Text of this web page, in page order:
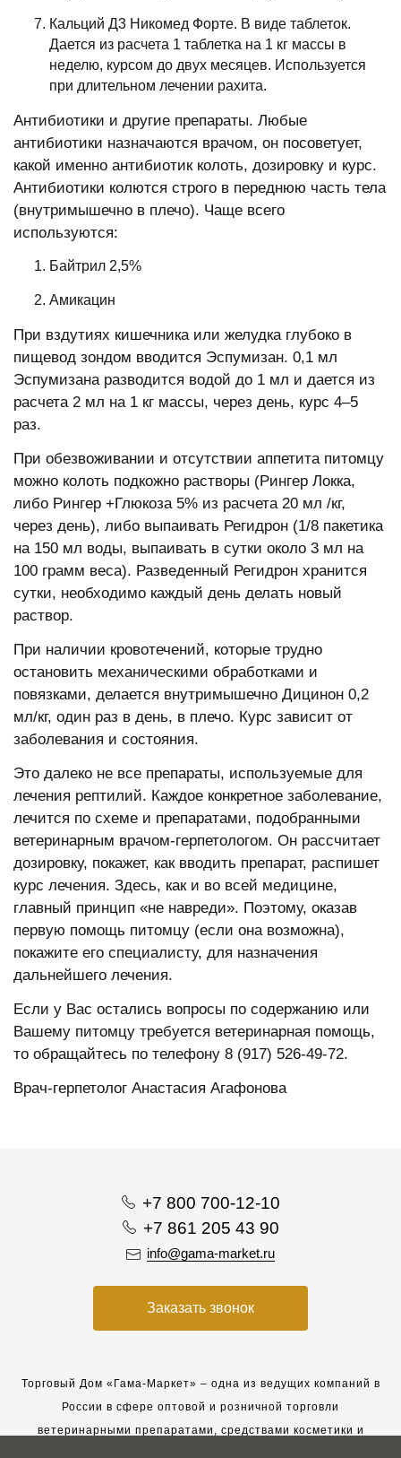
Кальций Д3 Никомед Форте. В виде таблеток.
Дается из расчета 1 таблетка на 1 кг массы в
неделю, курсом до двух месяцев. Используется
при длительном лечении рахита.
Антибиотики и другие препараты. Любые
антибиотики назначаются врачом, он посоветует,
какой именно антибиотик колоть, дозировку и курс.
Антибиотики колются строго в переднюю часть тела
(внутримышечно в плечо). Чаще всего
используются:
Байтрил 2,5%
Амикацин
При вздутиях кишечника или желудка глубоко в
пищевод зондом вводится Эспумизан. 0,1 мл
Эспумизана разводится водой до 1 мл и дается из
расчета 2 мл на 1 кг массы, через день, курс 4–5
раз.
При обезвоживании и отсутствии аппетита питомцу
можно колоть подкожно растворы (Рингер Локка,
либо Рингер +Глюкоза 5% из расчета 20 мл /кг,
через день), либо выпаивать Регидрон (1/8 пакетика
на 150 мл воды, выпаивать в сутки около 3 мл на
100 грамм веса). Разведенный Регидрон хранится
сутки, необходимо каждый день делать новый
раствор.
При наличии кровотечений, которые трудно
остановить механическими обработками и
повязками, делается внутримышечно Дицинон 0,2
мл/кг, один раз в день, в плечо. Курс зависит от
заболевания и состояния.
Это далеко не все препараты, используемые для
лечения рептилий. Каждое конкретное заболевание,
лечится по схеме и препаратами, подобранными
ветеринарным врачом-герпетологом. Он рассчитает
дозировку, покажет, как вводить препарат, распишет
курс лечения. Здесь, как и во всей медицине,
главный принцип «не навреди». Поэтому, оказав
первую помощь питомцу (если она возможна),
покажите его специалисту, для назначения
дальнейшего лечения.
Если у Вас остались вопросы по содержанию или
Вашему питомцу требуется ветеринарная помощь,
то обращайтесь по телефону 8 (917) 526-49-72.
Врач-герпетолог Анастасия Агафонова
+7 800 700-12-10
+7 861 205 43 90
info@gama-market.ru
Заказать звонок
Торговый Дом «Гама-Маркет» – одна из ведущих компаний в
России в сфере оптовой и розничной торговли
ветеринарными препаратами, средствами косметики и